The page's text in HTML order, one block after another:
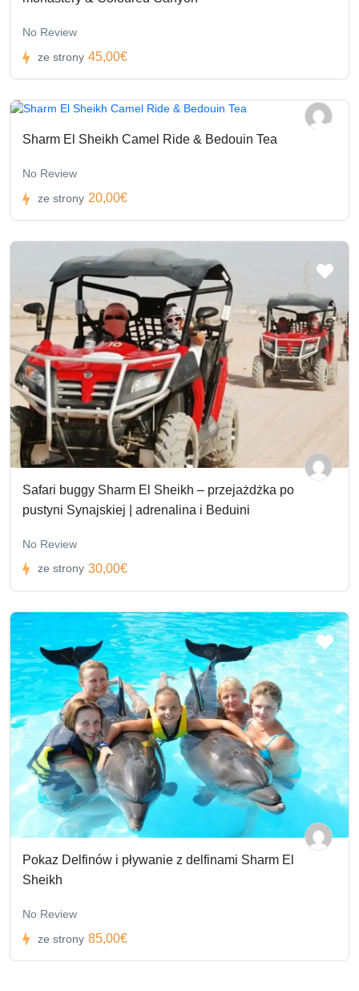
No Review
ze strony 45,00€
Sharm El Sheikh Camel Ride & Bedouin Tea
No Review
ze strony 20,00€
Safari buggy Sharm El Sheikh – przejażdżka po
pustyni Synajskiej | adrenalina i Beduini
No Review
ze strony 30,00€
Pokaz Delfinów i pływanie z delfinami Sharm El
Sheikh
No Review
ze strony 85,00€